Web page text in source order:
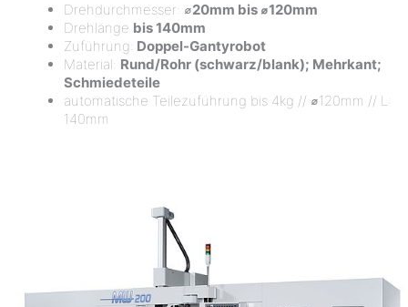
Drehdurchmesser: ⌀20mm bis ⌀120mm
Drehlänge bis 140mm
Zuführung: Doppel-Gantyrobot
Material: Rund/Rohr (schwarz/blank); Mehrkant;
Schmiedeteile
automatische Teilezuführung bis 4kg // ⌀120mm // L:
140mm